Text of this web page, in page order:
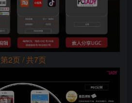
第2页 / 共7页